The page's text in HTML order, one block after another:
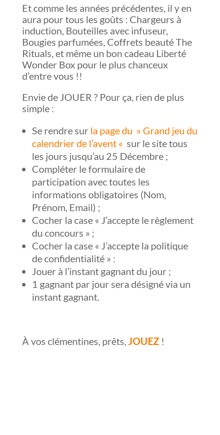
Et comme les années précédentes, il y en
aura pour tous les goûts : Chargeurs à
induction, Bouteilles avec infuseur,
Bougies parfumées, Coffrets beauté The
Rituals, et même un bon cadeau Liberté
Wonder Box pour le plus chanceux
d’entre vous !!
Envie de JOUER ? Pour ça, rien de plus
simple :
Se rendre sur la page du » Grand jeu du
calendrier de l’avent « sur le site tous
les jours jusqu’au 25 Décembre ;
Compléter le formulaire de
participation avec toutes les
informations obligatoires (Nom,
Prénom, Email) ;
Cocher la case « J’accepte le règlement
du concours » ;
Cocher la case « J’accepte la politique
de confidentialité » :
Jouer à l’instant gagnant du jour ;
1 gagnant par jour sera désigné via un
instant gagnant.
À vos clémentines, prêts,JOUEZ!